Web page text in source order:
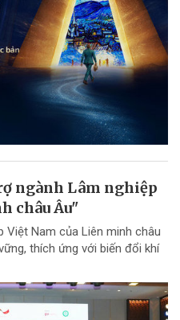
ngành Lâm nghiệp
châu Âu"
Việt Nam của Liên minh châu
thích ứng với biến đổi khí